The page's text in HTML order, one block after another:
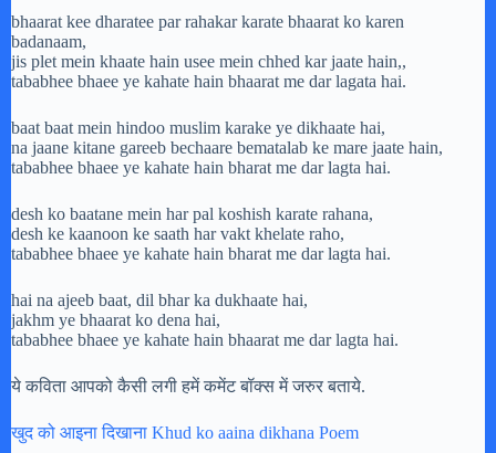
bhaarat kee dharatee par rahakar karate bhaarat ko karen
badanaam,
jis plet mein khaate hain usee mein chhed kar jaate hain,,
tababhee bhaee ye kahate hain bhaarat me dar lagata hai.
baat baat mein hindoo muslim karake ye dikhaate hai,
na jaane kitane gareeb bechaare bematalab ke mare jaate hain,
tababhee bhaee ye kahate hain bharat me dar lagta hai.
desh ko baatane mein har pal koshish karate rahana,
desh ke kaanoon ke saath har vakt khelate raho,
tababhee bhaee ye kahate hain bharat me dar lagta hai.
hai na ajeeb baat, dil bhar ka dukhaate hai,
jakhm ye bhaarat ko dena hai,
tababhee bhaee ye kahate hain bhaarat me dar lagta hai.
ये कविता आपको कैसी लगी हमें कमेंट बॉक्स में जरुर बताये.
खुद को आइना दिखाना Khud ko aaina dikhana Poem